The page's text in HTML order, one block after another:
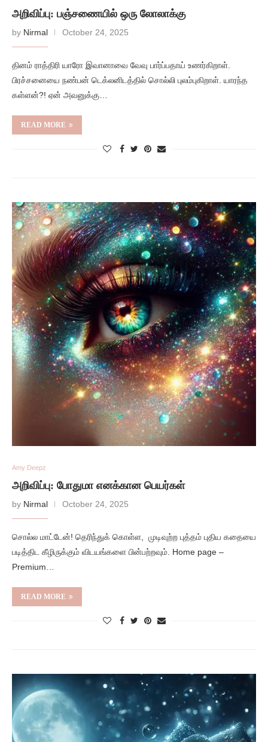
அறிவிப்பு: பஞ்சணையில் ஒரு லோலாக்கு
by Nirmal October 24, 2025
தினம் ராத்திரி யாரோ இவானாவை வேவு பார்ப்பதாய் உணர்கிறாள்.
பிரச்சனையை நண்பன் டெக்லனிடத்தில் சொல்லி புலம்புகிறாள். யாரந்த
கள்ளன்?! ஏன் அவனுக்கு…
READ MORE
Amy Deepz
அறிவிப்பு: போதுமா எனக்கான பெயர்கள்
by Nirmal October 24, 2025
சொல்ல மாட்டேன்! தெரிந்துக் கொள்ள, முடிவுற்ற புத்தம் புதிய கதையை
படித்திட கீழிருக்கும் விடயங்களை பின்பற்றவும். Home page –
Premium…
READ MORE